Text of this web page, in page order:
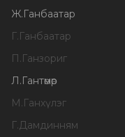
Ж.Ганбаатар
Г.Ганбаатар
П.Ганзориг
Л.Гантөмөр
М.Ганхүлэг
Г.Дамдинням